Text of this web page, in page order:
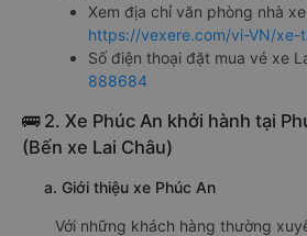
Xem địa chỉ văn phòng nhà
https://vexere.com/vi-VN/xe-
Số điện thoại đặt mua vé xe
888684
🚌 2. Xe Phúc An khởi hành tại
(Bến xe Lai Châu)
a. Giới thiệu xe Phúc An
Với những khách hàng thường